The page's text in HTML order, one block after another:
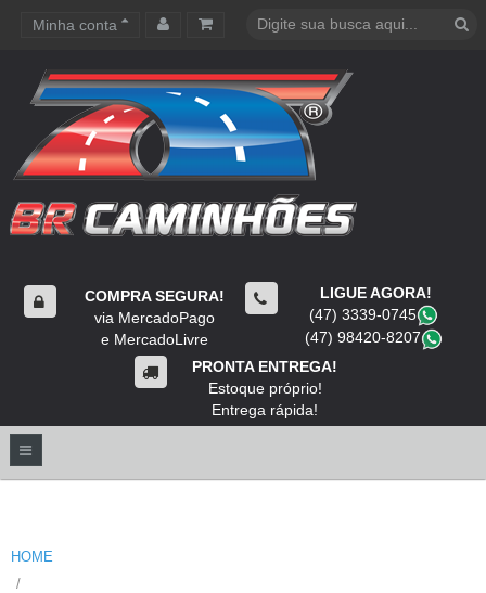
Minha conta
COMPRA SEGURA!
via MercadoPago
e MercadoLivre
LIGUE AGORA!
(47) 3339-0745
(47) 98420-8207
PRONTA ENTREGA!
Estoque próprio!
Entrega rápida!
HOME